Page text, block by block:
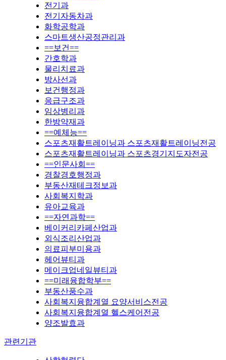
전기과
전기자동차과
화학공학과
스마트생산공정관리과
==보건==
간호학과
물리치료과
방사선과
보건행정과
응급구조과
임상병리과
한방약재과
==예체능==
스포츠재활트레이닝과 스포츠재활트레이닝전공
스포츠재활트레이닝과 스포츠경기지도자전공
==인문사회==
경찰경호행정과
부동산재테크정보과
사회복지학과
유아교육과
==자연과학==
베이커리카페산업과
외식조리산업과
의료피부미용과
헤어뷰티과
메이크업네일뷰티과
==미래융합학부==
부동산풍수과
사회복지융합계열 요양서비스전공
사회복지융합계열 헬스케어전공
양조발효과
관련기관